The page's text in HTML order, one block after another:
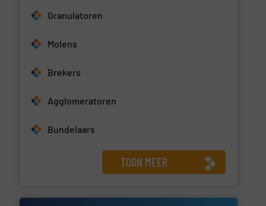
Granulatoren
Molens
Brekers
Agglomeratoren
Bundelaars
TOON MEER